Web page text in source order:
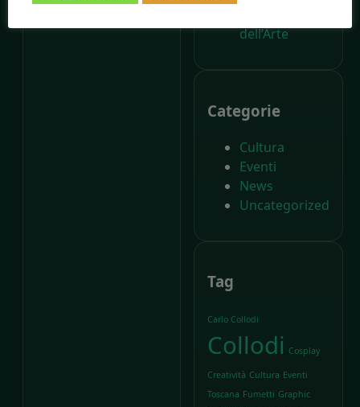
dell’Arte
Categorie
Cultura
Eventi
News
Uncategorized
Tag
Carlo Collodi
Collodi Cosplay
Creatività Cultura Eventi
Toscana Fumetti Graphic